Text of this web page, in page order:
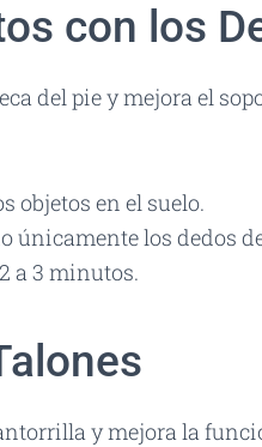
con los
del pie y mejora el
objetos en el suelo.
únicamente los dedos
a 3 minutos.
y mejora la